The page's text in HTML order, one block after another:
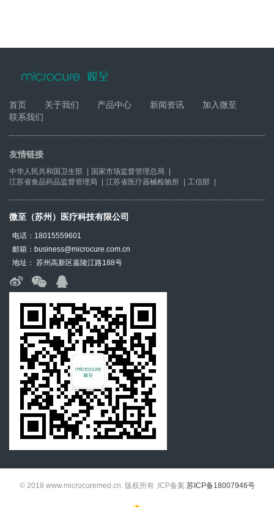
首页 关于我们 产品中心 新闻资讯
加入微至
联系我们
友情链接
中华人民共和国卫生部 | 国家市场监督管理总局
|
江苏省食品药品监督管理局
| 江苏省医疗器械检验所 | 工信部 |
微至（苏州）医疗科技有限公司
电话：18015559601
邮箱：business@microcure.com.cn
地址： 苏州高新区嘉陵江路188号
© 2018 www.microcuremed.cn. 版权所有 ,ICP备案:苏ICP备18007946号